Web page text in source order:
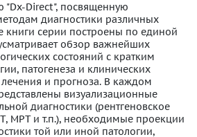
"Dx-Direct", посвященную
диагностики различных
книги серии построены по единой
обзор важнейших
состояний с кратким
патогенеза и клинических
и прогноза. В каждом
визуализационные
диагностики (рентгеновское
MPT и т.п.), необходимые проекции
той или иной патологии,